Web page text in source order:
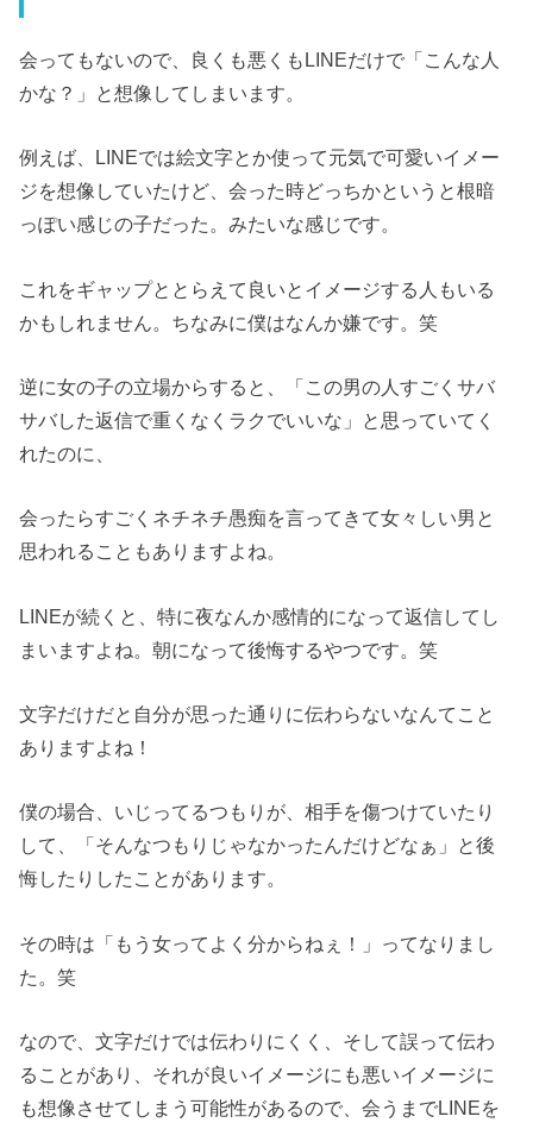
会ってもないので、良くも悪くもLINEだけで「こんな人
かな？」と想像してしまいます。
例えば、LINEでは絵文字とか使って元気で可愛いイメー
ジを想像していたけど、会った時どっちかというと根暗
っぽい感じの子だった。みたいな感じです。
これをギャップととらえて良いとイメージする人もいる
かもしれません。ちなみに僕はなんか嫌です。笑
逆に女の子の立場からすると、「この男の人すごくサバ
サバした返信で重くなくラクでいいな」と思っていてく
れたのに、
会ったらすごくネチネチ愚痴を言ってきて女々しい男と
思われることもありますよね。
LINEが続くと、特に夜なんか感情的になって返信してし
まいますよね。朝になって後悔するやつです。笑
文字だけだと自分が思った通りに伝わらないなんてこと
ありますよね！
僕の場合、いじってるつもりが、相手を傷つけていたり
して、「そんなつもりじゃなかったんだけどなぁ」と後
悔したりしたことがあります。
その時は「もう女ってよく分からねぇ！」ってなりまし
た。笑
なので、文字だけでは伝わりにくく、そして誤って伝わ
ることがあり、それが良いイメージにも悪いイメージに
も想像させてしまう可能性があるので、会うまでLINEを